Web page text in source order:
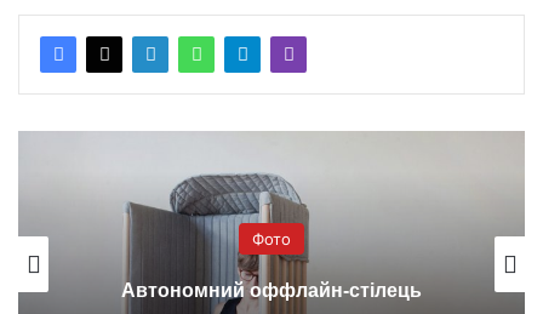
Фото
Загадкове народження острови в
Північній Кароліні, США